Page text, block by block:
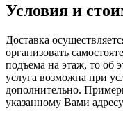
Условия и
Доставка
организовать
подъема на этаж, то об
услуга возможна при
дополнительно.
указанному Вами